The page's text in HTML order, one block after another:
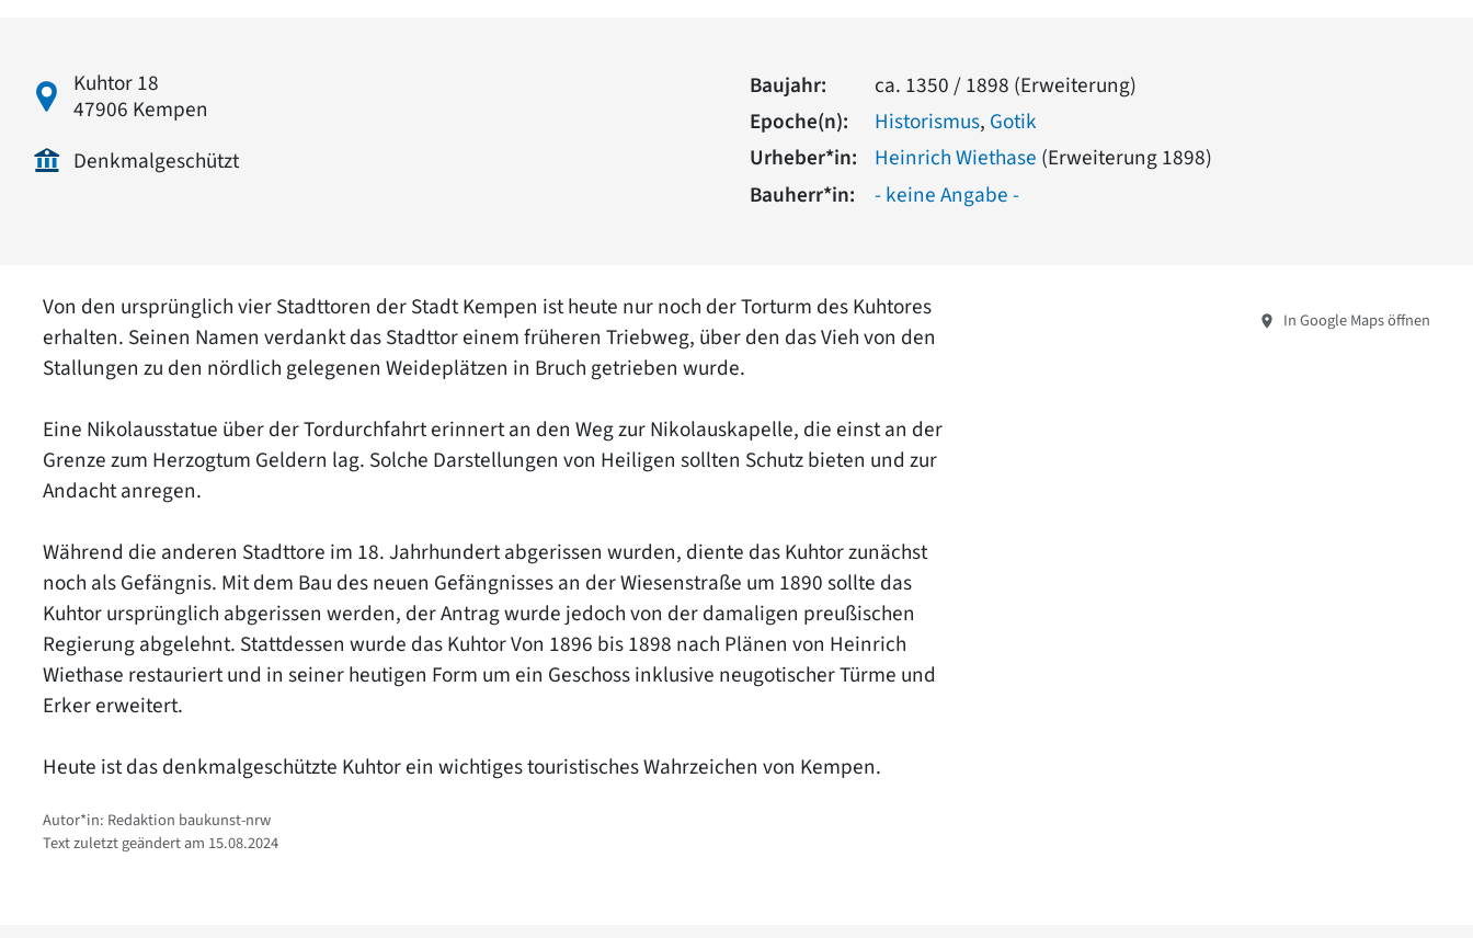
Kuhtor 18
47906 Kempen
Denkmalgeschützt
Baujahr:
ca. 1350 / 1898 (Erweiterung)
Epoche(n):
Historismus, Gotik
Urheber*in:
Heinrich Wiethase (Erweiterung 1898)
Bauherr*in:
- keine Angabe -
Von den ursprünglich vier Stadttoren der Stadt Kempen ist heute nur noch der Torturm des Kuhtores
erhalten. Seinen Namen verdankt das Stadttor einem früheren Triebweg, über den das Vieh von den
Stallungen zu den nördlich gelegenen Weideplätzen in Bruch getrieben wurde.
Eine Nikolausstatue über der Tordurchfahrt erinnert an den Weg zur Nikolauskapelle, die einst an der
Grenze zum Herzogtum Geldern lag. Solche Darstellungen von Heiligen sollten Schutz bieten und zur
Andacht anregen.
Während die anderen Stadttore im 18. Jahrhundert abgerissen wurden, diente das Kuhtor zunächst
noch als Gefängnis. Mit dem Bau des neuen Gefängnisses an der Wiesenstraße um 1890 sollte das
Kuhtor ursprünglich abgerissen werden, der Antrag wurde jedoch von der damaligen preußischen
Regierung abgelehnt. Stattdessen wurde das Kuhtor Von 1896 bis 1898 nach Plänen von Heinrich
Wiethase restauriert und in seiner heutigen Form um ein Geschoss inklusive neugotischer Türme und
Erker erweitert.
Heute ist das denkmalgeschützte Kuhtor ein wichtiges touristisches Wahrzeichen von Kempen.
Autor*in: Redaktion baukunst-nrw
Text zuletzt geändert am 15.08.2024
In Google Maps öffnen